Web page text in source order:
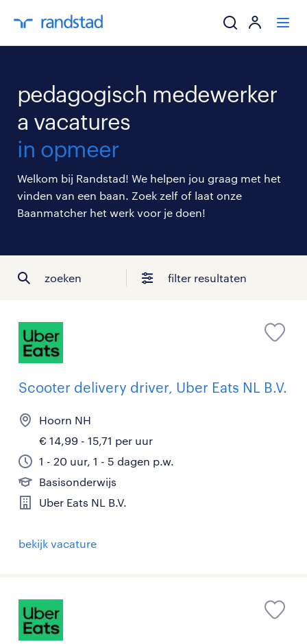
ik zoek een
over randstad
pedagogisch medewerker
a vacatures
in opmeer
Welkom bij Randstad! We helpen jou graag met het
vinden van een baan. Zoek zelf of laat onze
Baanmatcher het werk voor je doen!
zoeken filter resultaten
Scooter delivery driver, Uber Eats NL B.V.
Hoorn NH
€ 14,99 - 15,71 per uur
1 - 20 uur, 1 - 5 dagen p.w.
Basisonderwijs
Uber Eats NL B.V.
bekijk vacature